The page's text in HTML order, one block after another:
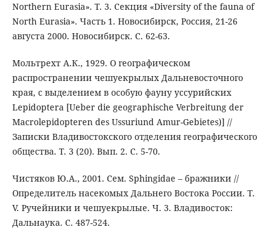
Northern Eurasia». Т. 3. Секция «Diversity of the fauna of
North Eurasia». Часть 1. Новосибирск, Россия, 21-26
августа 2000. Новосибирск. С. 62-63.
Мольтрехт А.К., 1929. О географическом
распространении чешуекрылых Дальневосточного
края, с выделением в особую фауну уссурийских
Lepidoptera [Ueber die geographische Verbreitung der
Macrolepidopteren des Ussuriund Amur-Gebietes)] //
Записки Владивостокского отделения географического
общества. Т. 3 (20). Вып. 2. С. 5-70.
Чистяков Ю.А., 2001. Сем. Sphingidae – бражники //
Определитель насекомых Дальнего Востока России. Т.
V. Ручейники и чешуекрылые. Ч. 3. Владивосток:
Дальнаука. С. 487-524.